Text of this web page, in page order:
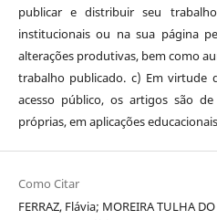
publicar e distribuir seu
institucionais ou na sua página
alterações produtivas, bem como
trabalho publicado. c) Em virtude
acesso público, os artigos são
próprias, em aplicações
Como Citar
FERRAZ, Flávia; MOREIRA TULHA